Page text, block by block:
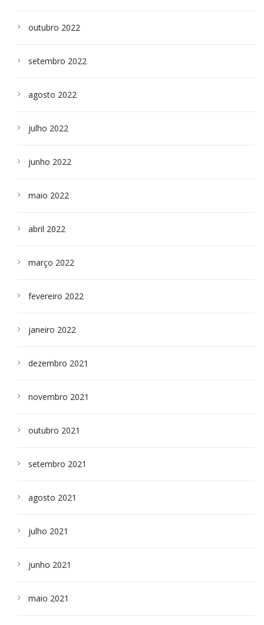
outubro 2022
setembro 2022
agosto 2022
julho 2022
junho 2022
maio 2022
abril 2022
março 2022
fevereiro 2022
janeiro 2022
dezembro 2021
novembro 2021
outubro 2021
setembro 2021
agosto 2021
julho 2021
junho 2021
maio 2021